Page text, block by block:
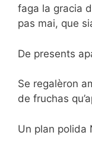
faga la gracia
pas mai, que
De presents
Se regalèron
de fruchas
Un plan polida